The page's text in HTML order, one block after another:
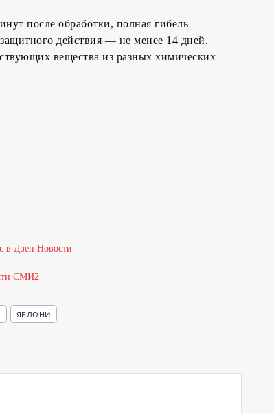
после обработки, полная гибель
действия — не менее 14 дней.
вещества из разных химических
СМИ2
ЯБЛОНИ